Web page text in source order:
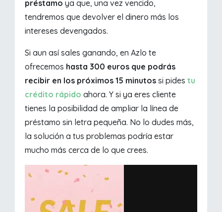
préstamo ya que, una vez vencido,
tendremos que devolver el dinero más los
intereses devengados.
Si aun así sales ganando, en Azlo te
ofrecemos hasta 300 euros que podrás
recibir en los próximos 15 minutos si pidestu
crédito rápido ahora. Y si ya eres cliente
tienes la posibilidad de ampliar la línea de
préstamo sin letra pequeña. No lo dudes más,
la solución a tus problemas podría estar
mucho más cerca de lo que crees.